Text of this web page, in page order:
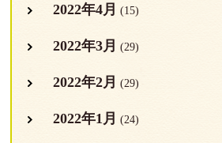
2022年4月 (15)
2022年3月 (29)
2022年2月 (29)
2022年1月 (24)